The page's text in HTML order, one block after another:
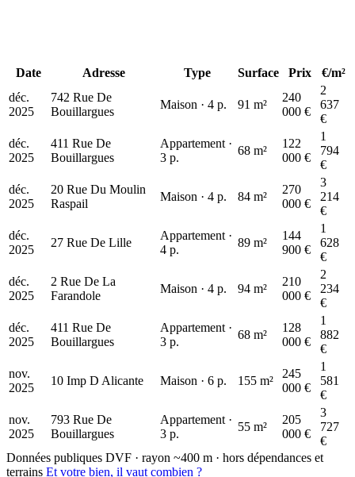
Date Adresse Type Surface Prix
€/m²
déc.
2025
742 Rue De
Bouillargues
Maison · 4 p. 91 m²
240
000 €
2
637
€
déc.
2025
411 Rue De
Bouillargues
Appartement ·
3 p.
68 m²
122
000 €
1
794
€
déc.
2025
20 Rue Du Moulin
Raspail
Maison · 4 p. 84 m²
270
000 €
3
214
€
déc.
2025
27 Rue De Lille
Appartement ·
4 p.
89 m²
144
900 €
1
628
€
déc.
2025
2 Rue De La
Farandole
Maison · 4 p. 94 m²
210
000 €
2
234
€
déc.
2025
411 Rue De
Bouillargues
Appartement ·
3 p.
68 m²
128
000 €
1
882
€
nov.
2025
10 Imp D Alicante Maison · 6 p. 155 m²
245
000 €
1
581
€
nov.
2025
793 Rue De
Bouillargues
Appartement ·
3 p.
55 m²
205
000 €
3
727
€
Données publiques DVF · rayon ~400 m · hors dépendances et
terrains Et votre bien, il vaut combien ?